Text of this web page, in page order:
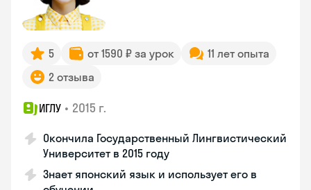
5 от 1590 ₽ за урок
11 лет опыта
2 отзыва
ИГЛУ • 2015 г.
Окончила Государственный Лингвистический
Университет в 2015 году
Знает японский язык и использует его в